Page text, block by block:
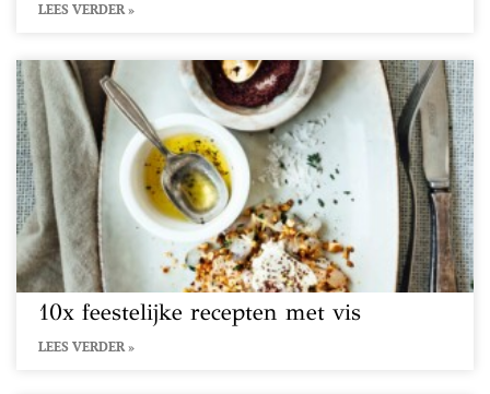
LEES VERDER »
10x feestelijke recepten met vis
LEES VERDER »